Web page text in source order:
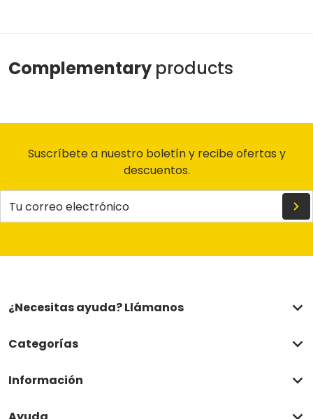
Complementary products
Suscríbete a nuestro boletín y recibe ofertas y
descuentos.
Tu correo electrónico
¿Necesitas ayuda? Llámanos
Categorías
Información